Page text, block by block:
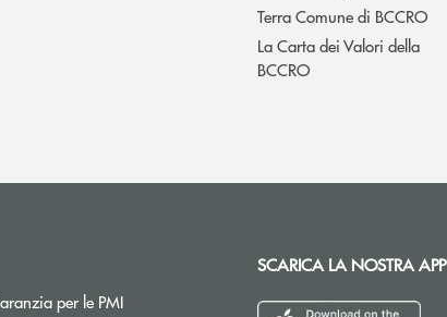
Terra Comune di BCCRO
La Carta dei Valori della
BCCRO
per le PMIApre una nuova finestra
SCARICA LA NOSTRA APP